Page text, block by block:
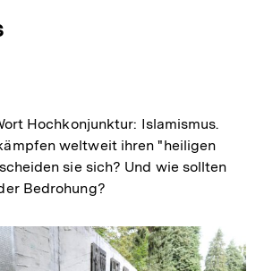
Hochkonjunktur: Islamismus.
weltweit ihren "heiligen
sie sich? Und wie sollten
Bedrohung?